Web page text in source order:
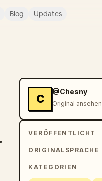
Blog Updates
C
@Chesny
Original ansehen
VERÖFFENTLICHT
ORIGINALSPRACHE
KATEGORIEN